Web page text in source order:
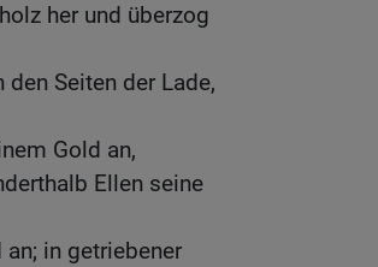
her und überzog
Seiten der Lade,
Gold an,
Ellen seine
in getriebener